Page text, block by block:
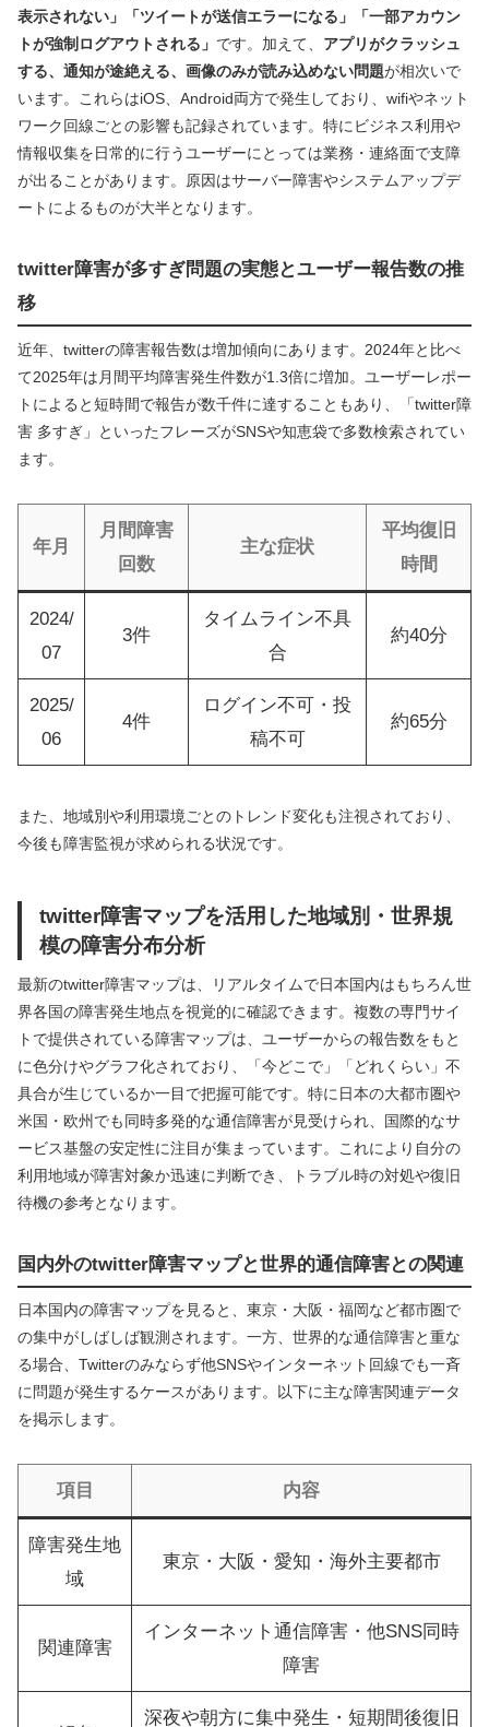
表示されない」「ツイートが送信エラーになる」「一部アカウン
トが強制ログアウトされる」 です。加えて、 アプリがクラッシュ
する、通知が途絶える、画像のみが読み込めない問題が相次いで
います。これらはiOS、Android両方で発生しており、wifiやネット
ワーク回線ごとの影響も記録されています。特にビジネス利用や
情報収集を日常的に行うユーザーにとっては業務・連絡面で支障
が出ることがあります。原因はサーバー障害やシステムアップデ
ートによるものが大半となります。
twitter障害が多すぎ問題の実態とユーザー報告数の推
移
近年、twitterの障害報告数は増加傾向にあります。2024年と比べ
て2025年は月間平均障害発生件数が1.3倍に増加。ユーザーレポー
トによると短時間で報告が数千件に達することもあり、「twitter障
害 多すぎ」といったフレーズがSNSや知恵袋で多数検索されてい
ます。
年月
月間障害
回数
主な症状
平均復旧
時間
2024/
07
3件
タイムライン不具
合
約40分
2025/
06
4件
ログイン不可・投
稿不可
約65分
また、地域別や利用環境ごとのトレンド変化も注視されており、
今後も障害監視が求められる状況です。
twitter障害マップを活用した地域別・世界規
模の障害分布分析
最新のtwitter障害マップは、リアルタイムで日本国内はもちろん世
界各国の障害発生地点を視覚的に確認できます。複数の専門サイ
トで提供されている障害マップは、ユーザーからの報告数をもと
に色分けやグラフ化されており、「今どこで」「どれくらい」不
具合が生じているか一目で把握可能です。特に日本の大都市圏や
米国・欧州でも同時多発的な通信障害が見受けられ、国際的なサ
ービス基盤の安定性に注目が集まっています。これにより自分の
利用地域が障害対象か迅速に判断でき、トラブル時の対処や復旧
待機の参考となります。
国内外のtwitter障害マップと世界的通信障害との関連
日本国内の障害マップを見ると、東京・大阪・福岡など都市圏で
の集中がしばしば観測されます。一方、世界的な通信障害と重な
る場合、Twitterのみならず他SNSやインターネット回線でも一斉
に問題が発生するケースがあります。以下に主な障害関連データ
を掲示します。
項目 内容
障害発生地
域
東京・大阪・愛知・海外主要都市
関連障害
インターネット通信障害・他SNS同時
障害
深夜や朝方に集中発生・短期間後復旧